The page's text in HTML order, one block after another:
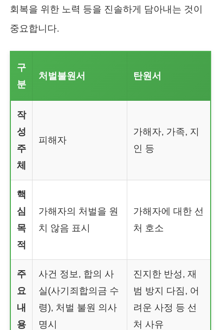
회복을 위한 노력 등을 진솔하게 담아내는 것이
중요합니다.
구
분
처벌불원서 탄원서
작
성
주
체
피해자
가해자, 가족, 지
인 등
핵
심
목
적
가해자의 처벌을 원
치 않음 표시
가해자에 대한 선
처 호소
주
요
내
용
사건 정보, 합의 사
실(사기죄합의금 수
령), 처벌 불원 의사
명시
진지한 반성, 재
범 방지 다짐, 어
려운 사정 등 선
처 사유